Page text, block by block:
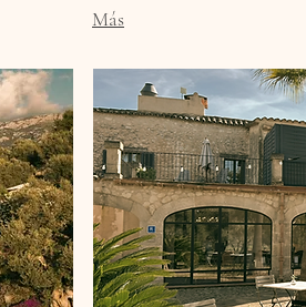
Más